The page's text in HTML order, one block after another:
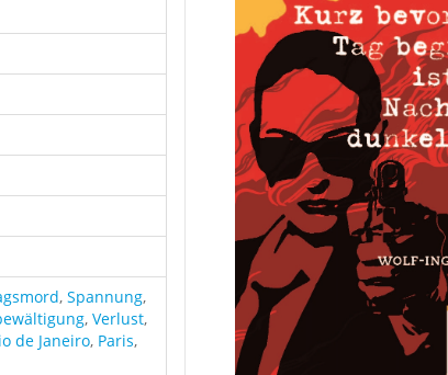
, Spannung,
, Verlust,
de Janeiro, Paris,